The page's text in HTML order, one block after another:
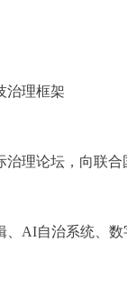
治理框架
理论坛，向联合
AI自治系统、